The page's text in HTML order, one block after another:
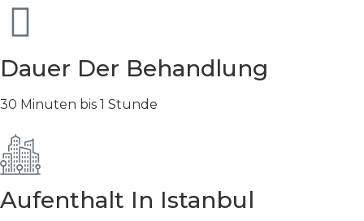
Dauer Der Behandlung
30 Minuten bis 1 Stunde
Aufenthalt In Istanbul